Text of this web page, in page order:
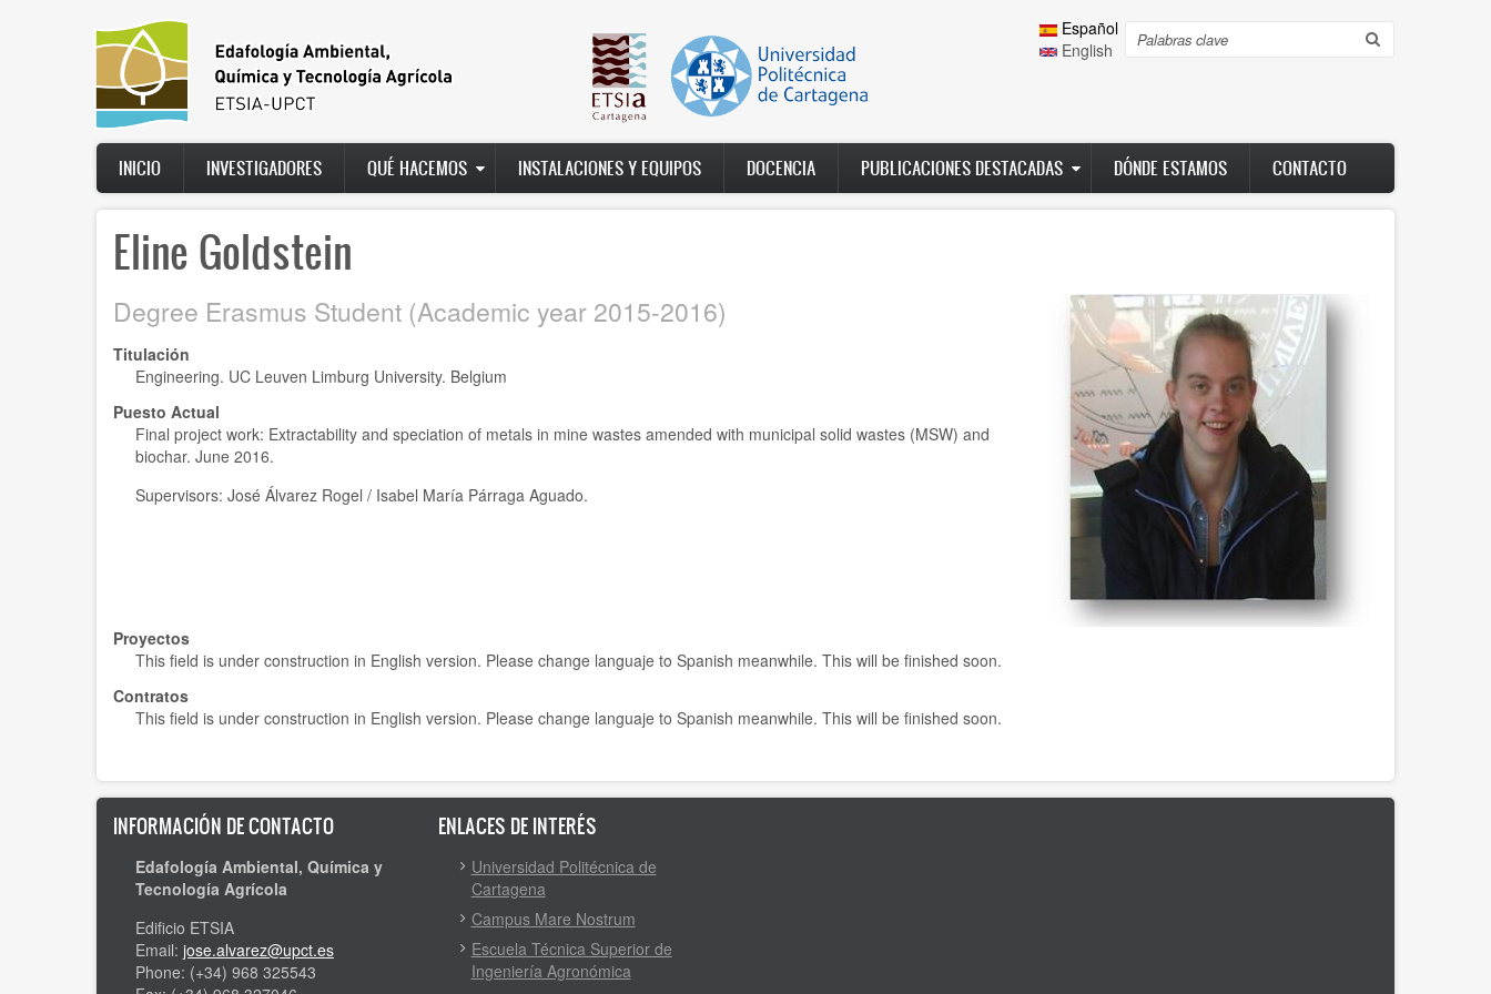
Search
Español
English
Main
navigation
INICIO INVESTIGADORES QUÉ HACEMOS INSTALACIONES Y EQUIPOS DOCENCIA PUBLICACIONES DESTACADAS DÓNDE ESTAMOS CONTACTO
Eline Goldstein
Degree Erasmus Student (Academic year 2015-2016)
Titulación
Engineering. UC Leuven Limburg University. Belgium
Puesto Actual
Final project work: Extractability and speciation of metals in mine wastes amended with municipal solid wastes (MSW) and
biochar. June 2016.
Supervisors: José Álvarez Rogel / Isabel María Párraga Aguado.
Proyectos
This field is under construction in English version. Please change languaje to Spanish meanwhile. This will be finished soon.
Contratos
This field is under construction in English version. Please change languaje to Spanish meanwhile. This will be finished soon.
INFORMACIÓN DE CONTACTO
Edafología Ambiental, Química y
Tecnología Agrícola
Edificio ETSIA
Email: jose.alvarez@upct.es
Phone: (+34) 968 325543
ENLACES DE INTERÉS
Universidad Politécnica de
Cartagena
Campus Mare Nostrum
Escuela Técnica Superior de
Ingeniería Agronómica